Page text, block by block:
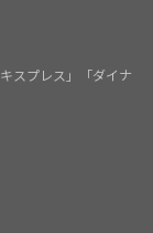
スプレス」「ダイナ